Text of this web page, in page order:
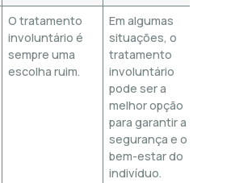
O tratamento
involuntário é
sempre uma
escolha ruim.
Em algumas
situações, o
tratamento
involuntário
pode ser a
melhor opção
para garantir a
segurança e o
bem-estar do
indivíduo.